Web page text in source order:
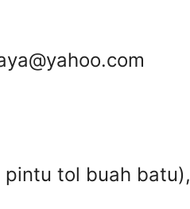
tol buah batu),